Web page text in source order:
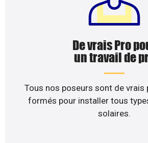
De vrais Pro
un travail de
Tous nos poseurs sont de
formés pour installer tous
solaires.